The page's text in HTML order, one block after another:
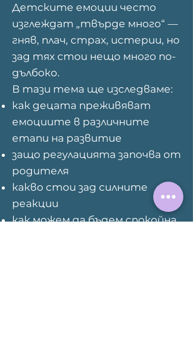
Детските емоции често
изглеждат „твърде много“ —
гняв, плач, страх, истерии, но
зад тях стои нещо много по-
дълбоко.
В тази тема ще изследваме:
как децата преживяват
емоциите в различните
етапи на развитие
защо регулацията започва от
родителя
какво стои зад силните
реакции
как можем да бъдем спокойна